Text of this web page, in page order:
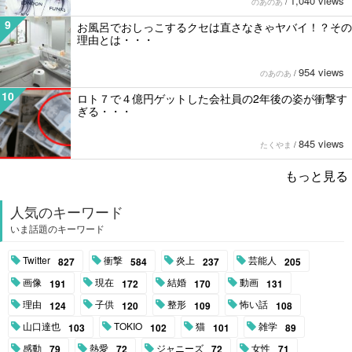
9
お風呂でおしっこするクセは直さなきゃヤバイ！？その
理由とは・・・
のあのあ / 954 views
10
ロト７で４億円ゲットした会社員の2年後の姿が衝撃す
ぎる・・・
たくやま / 845 views
もっと見る
人気のキーワード
いま話題のキーワード
Twitter 827 衝撃 584 炎上 237 芸能人 205
画像 191 現在 172 結婚 170 動画 131
理由 124 子供 120 整形 109 怖い話 108
山口達也 103 TOKIO 102 猫 101 雑学 89
感動 熱愛 ジャニーズ 女性